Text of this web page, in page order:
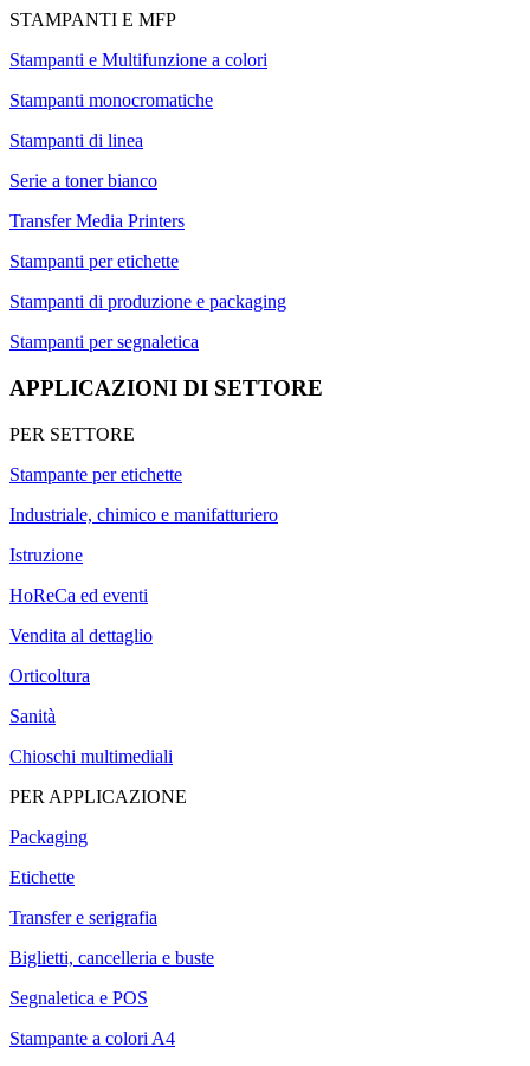
STAMPANTI E MFP
Stampanti e Multifunzione a colori
Stampanti monocromatiche
Stampanti di linea
Serie a toner bianco
Transfer Media Printers
Stampanti per etichette
Stampanti di produzione e packaging
Stampanti per segnaletica
APPLICAZIONI DI SETTORE
PER SETTORE
Stampante per etichette
Industriale, chimico e manifatturiero
Istruzione
HoReCa ed eventi
Vendita al dettaglio
Orticoltura
Sanità
Chioschi multimediali
PER APPLICAZIONE
Packaging
Etichette
Transfer e serigrafia
Biglietti, cancelleria e buste
Segnaletica e POS
Stampante a colori A4